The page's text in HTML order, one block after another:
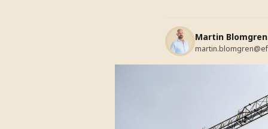
Martin Blomgren